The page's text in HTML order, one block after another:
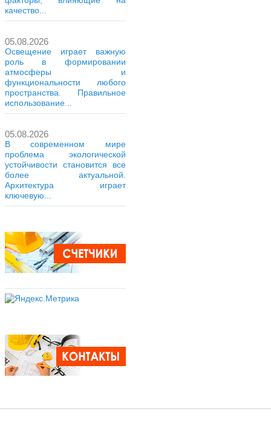
качество...
05.08.2026
Освещение играет важную
роль в формировании
атмосферы и
функциональности любого
пространства. Правильное
использование...
05.08.2026
В современном мире
проблема экологической
устойчивости становится все
более актуальной.
Архитектура играет
ключевую...